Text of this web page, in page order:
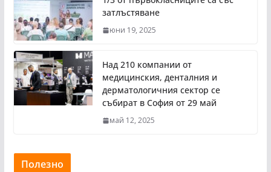
затлъстяване
юни 19, 2025
Над 210 компании от
медицинския, денталния и
дерматологичния сектор се
събират в София от 29 май
май 12, 2025
Полезно